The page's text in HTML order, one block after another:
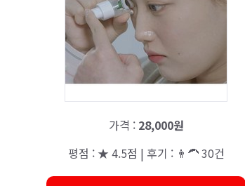
가격 : 28,000원
평점 : ★ 4.5점 | 후기 : 👨‍🦱 30건